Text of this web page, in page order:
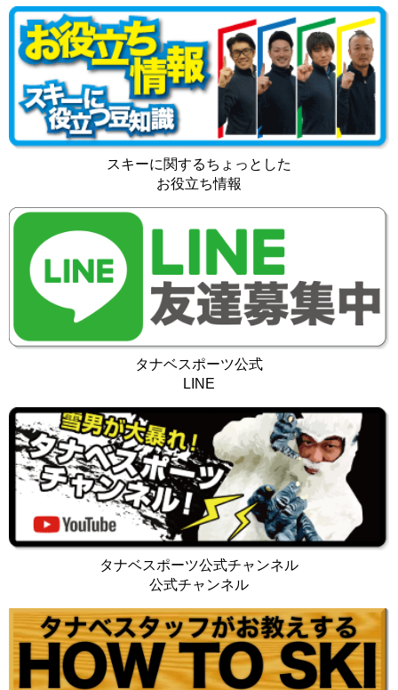
スキーに関するちょっとした
お役立ち情報
タナベスポーツ公式
LINE
タナベスポーツ公式チャンネル
公式チャンネル